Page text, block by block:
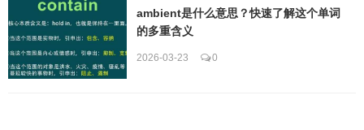
ambient是什么意思？快速了解这个单词
的多重含义
2026-03-23 0